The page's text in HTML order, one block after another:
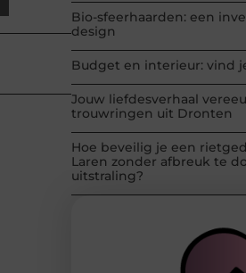
Bio-sfeerhaarden: een
design
Budget en interieur: vind
Jouw liefdesverhaal
trouwringen uit Dronten
Hoe beveilig je een
Laren zonder afbreuk te
uitstraling?